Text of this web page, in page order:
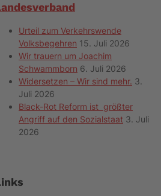
Urteil zum Verkehrswende
Volksbegehren 15. Juli 2026
Wir trauern um Joachim
Schwammborn 6. Juli 2026
Widersetzen – Wir sind mehr. 3.
Juli 2026
Black-Rot Reform ist größter
Angriff auf den Sozialstaat 3. Juli
2026